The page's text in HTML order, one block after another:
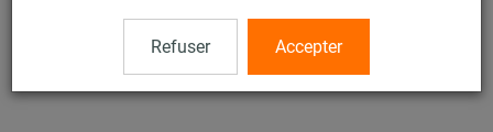
Refuser Accepter
Capuchon
protection des extrémités de filetages, six pans, noir